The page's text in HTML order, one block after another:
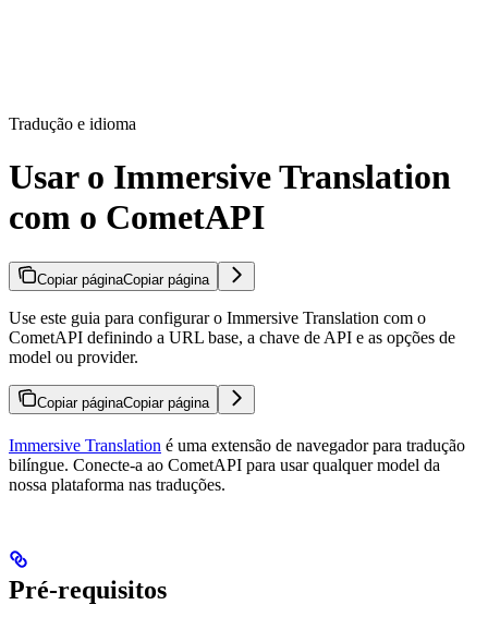
Tradução e idioma
Usar o Immersive Translation
com o CometAPI
Copiar páginaCopiar página
Use este guia para configurar o Immersive Translation com o
CometAPI definindo a URL base, a chave de API e as opções de
model ou provider.
Copiar páginaCopiar página
Immersive Translation é uma extensão de navegador para tradução
bilíngue. Conecte-a ao CometAPI para usar qualquer model da
nossa plataforma nas traduções.
Pré-requisitos